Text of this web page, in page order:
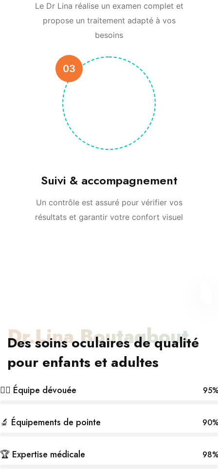
Le Dr Lina réalise un examen complet et
propose un traitement adapté à vos
besoins
03
Suivi & accompagnement
Un contrôle est assuré pour vérifier vos
résultats et garantir votre confort visuel
Dr.Lina Boutaqbout
Des soins oculaires de qualité
pour enfants et adultes
👩‍⚕️ Équipe dévouée
🔬 Équipements de pointe
🏆 Expertise médicale